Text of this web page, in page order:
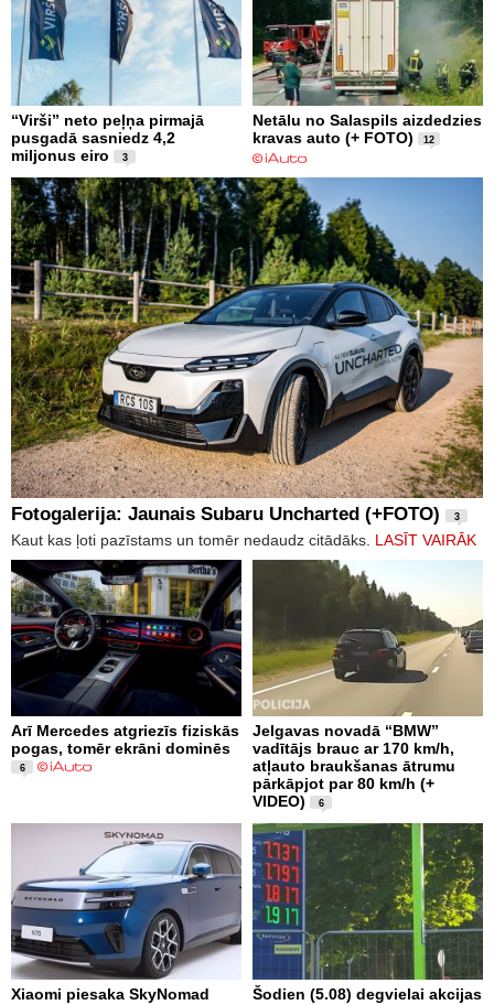
“Virši” neto peļņa pirmajā
pusgadā sasniedz 4,2
miljonus eiro
3
Netālu no Salaspils aizdedzies
kravas auto (+ FOTO)
12
Fotogalerija: Jaunais Subaru Uncharted (+FOTO) 3
Kaut kas ļoti pazīstams un tomēr nedaudz citādāks. LASĪT VAIRĀK
Arī Mercedes atgriezīs fiziskās
pogas, tomēr ekrāni dominēs
6
Jelgavas novadā “BMW”
vadītājs brauc ar 170 km/h,
atļauto braukšanas ātrumu
pārkāpjot par 80 km/h (+
VIDEO)
6
Xiaomi piesaka SkyNomad
Šodien (5.08) degvielai akcijas